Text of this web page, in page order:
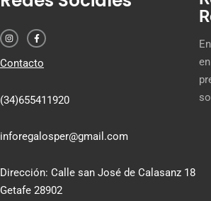
n
s
t
g
a
c
e
o
f
Contacto
(34)655411920
inforegalosper@gmail.com
Dirección: Calle san José de Calasanz 18
Getafe 28902